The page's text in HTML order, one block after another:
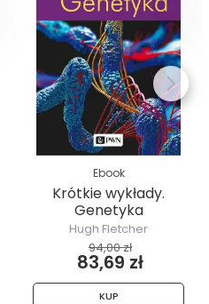
Ebook
Krótkie wykłady.
Genetyka
Hugh Fletcher
94,00 zł
83,69 zł
KUP